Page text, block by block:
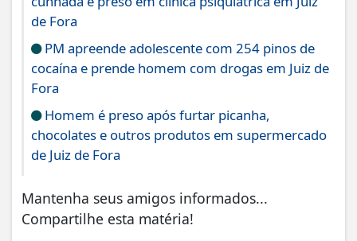
de Fora
PM apreende adolescente com 254 pinos de
cocaína e prende homem com drogas em Juiz de
Fora
Homem é preso após furtar picanha,
chocolates e outros produtos em supermercado
de Juiz de Fora
Mantenha seus amigos informados...
Compartilhe esta matéria!